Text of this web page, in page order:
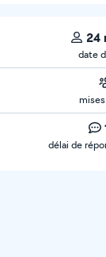
24
date
délai de